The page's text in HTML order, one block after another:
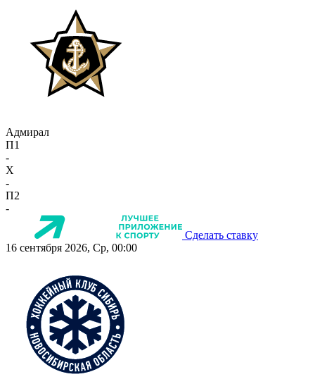
Адмирал
П1
-
X
-
П2
-
Сделать ставку
16 сентября 2026, Ср, 00:00